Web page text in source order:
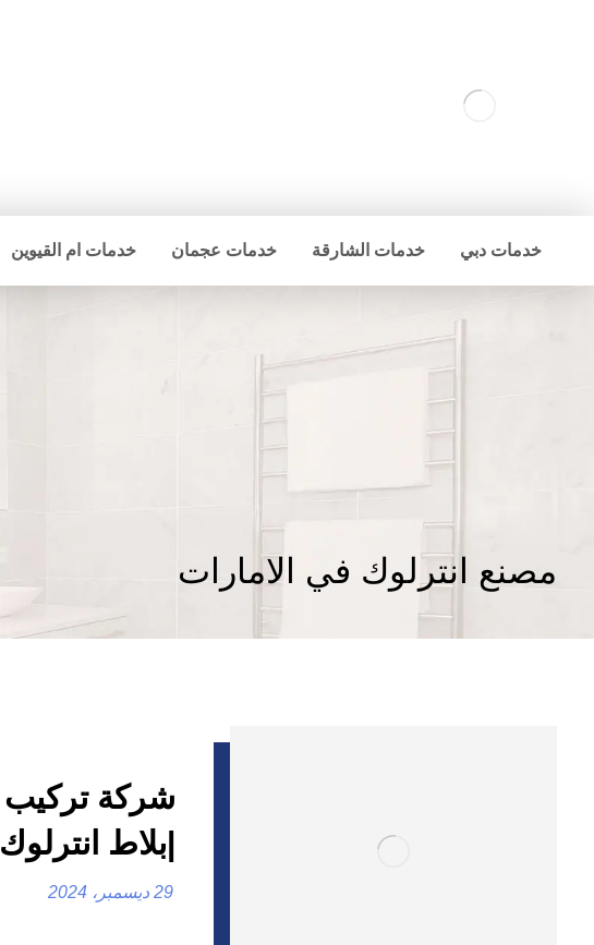
خدمات دبي خدمات الشارقة خدمات عجمان خدمات ام القيوين
مصنع انترلوك في الامارات
|بلاط انترلوك
29 ديسمبر، 2024